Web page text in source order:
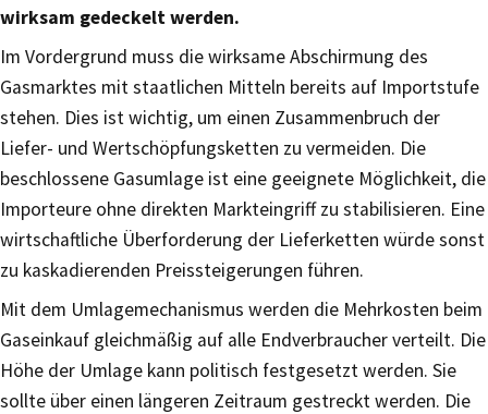
wirksam gedeckelt werden.
Im Vordergrund muss die wirksame Abschirmung des
Gasmarktes mit staatlichen Mitteln bereits auf Importstufe
stehen. Dies ist wichtig, um einen Zusammenbruch der
Liefer- und Wertschöpfungsketten zu vermeiden. Die
beschlossene Gasumlage ist eine geeignete Möglichkeit, die
Importeure ohne direkten Markteingriff zu stabilisieren. Eine
wirtschaftliche Überforderung der Lieferketten würde sonst
zu kaskadierenden Preissteigerungen führen.
Mit dem Umlagemechanismus werden die Mehrkosten beim
Gaseinkauf gleichmäßig auf alle Endverbraucher verteilt. Die
Höhe der Umlage kann politisch festgesetzt werden. Sie
sollte über einen längeren Zeitraum gestreckt werden. Die